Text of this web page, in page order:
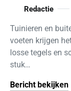
Redactie
Tuinieren en
voeten krijgen
losse tegels en
stuk…
Bericht bekijken